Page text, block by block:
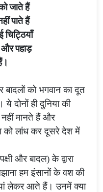
जाते हैं
पाते हैं
चिट्ठियाँ
और पहाड़
बादलों को भगवान का दूत
दोनों ही दुनिया की
नहीं मानते हैं और
को लांध कर दूसरे देश में
और बादल) के द्वारा
हम इंसानों के वश की
लेकर आते हैं। उनमें क्या